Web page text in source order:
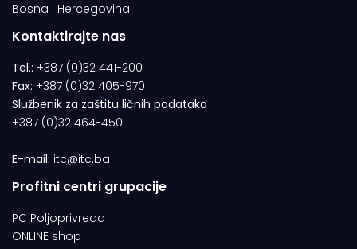
Bosna i Hercegovina
Kontaktirajte nas
Tel.: +387 (0)32 441-200
Fax: +387 (0)32 405-970
Službenik za zaštitu ličnih podataka
+387 (0)32 464-450
E-mail: itc@itc.ba
Profitni centri grupacije
PC Poljoprivreda
ONLINE shop